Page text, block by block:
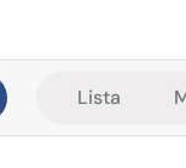
Lista